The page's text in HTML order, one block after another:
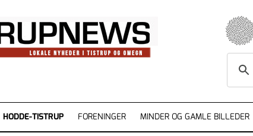
HODDE-TISTRUP FORENINGER MINDER OG GAMLE BILLEDER